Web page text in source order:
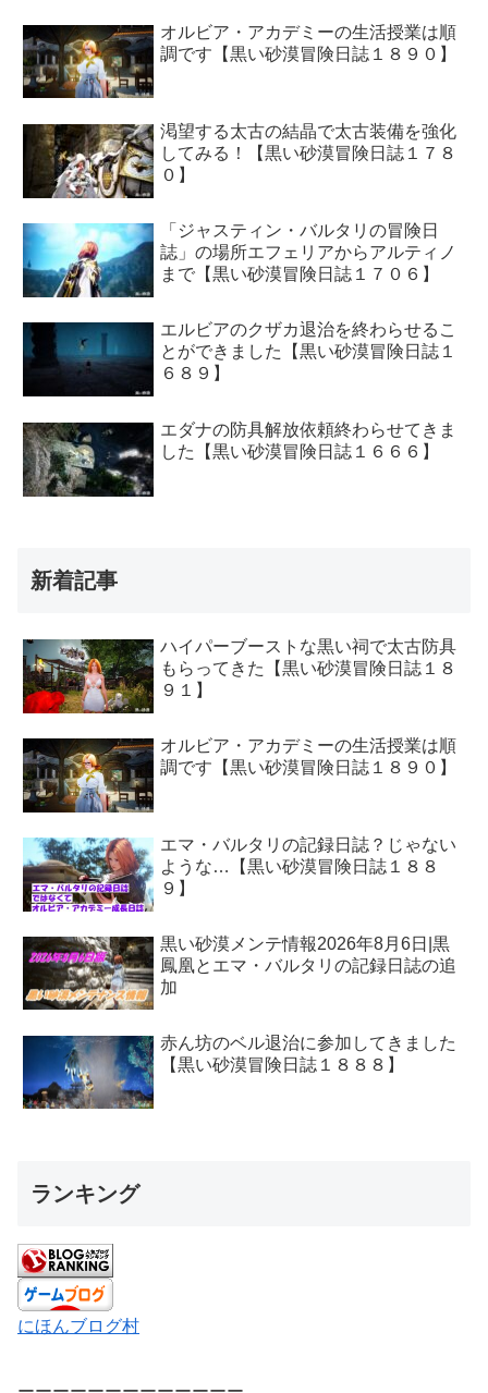
オルビア・アカデミーの生活授業は順
調です【黒い砂漠冒険日誌１８９０】
渇望する太古の結晶で太古装備を強化
してみる！【黒い砂漠冒険日誌１７８
０】
「ジャスティン・バルタリの冒険日
誌」の場所エフェリアからアルティノ
まで【黒い砂漠冒険日誌１７０６】
エルビアのクザカ退治を終わらせるこ
とができました【黒い砂漠冒険日誌１
６８９】
エダナの防具解放依頼終わらせてきま
した【黒い砂漠冒険日誌１６６６】
新着記事
ハイパーブーストな黒い祠で太古防具
もらってきた【黒い砂漠冒険日誌１８
９１】
オルビア・アカデミーの生活授業は順
調です【黒い砂漠冒険日誌１８９０】
エマ・バルタリの記録日誌？じゃない
ような…【黒い砂漠冒険日誌１８８
９】
黒い砂漠メンテ情報2026年8月6日|黒
鳳凰とエマ・バルタリの記録日誌の追
加
赤ん坊のベル退治に参加してきました
【黒い砂漠冒険日誌１８８８】
ランキング
にほんブログ村